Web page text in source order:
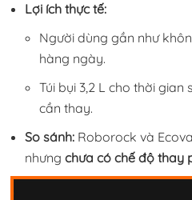
Lợi ích thực tế:
Người dùng gần như
hàng ngày.
Túi bụi 3,2 L cho thời gian
cần thay.
So sánh: Roborock và
nhưngchưa có chế độ thay